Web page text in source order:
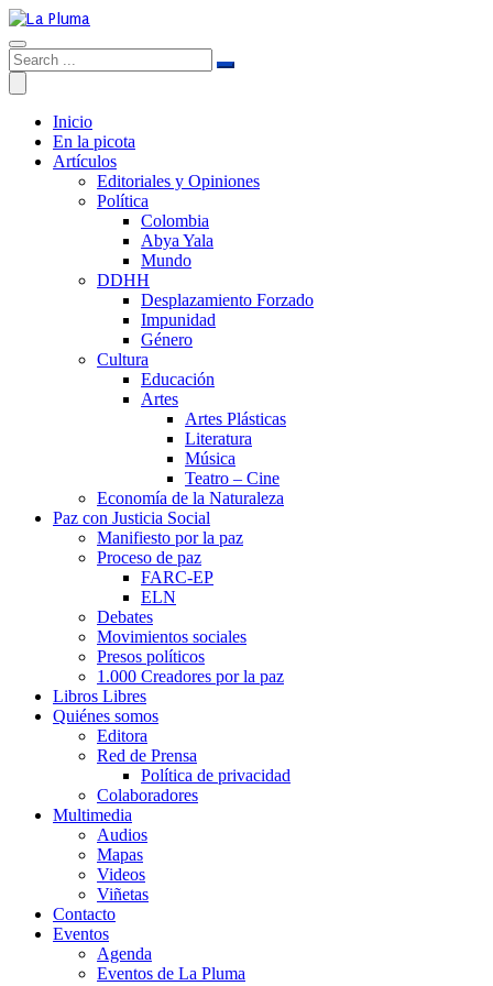
Inicio
En la picota
Artículos
Editoriales y Opiniones
Política
Colombia
Abya Yala
Mundo
DDHH
Desplazamiento Forzado
Impunidad
Género
Cultura
Educación
Artes
Artes Plásticas
Literatura
Música
Teatro – Cine
Economía de la Naturaleza
Paz con Justicia Social
Manifiesto por la paz
Proceso de paz
FARC-EP
ELN
Debates
Movimientos sociales
Presos políticos
1.000 Creadores por la paz
Libros Libres
Quiénes somos
Editora
Red de Prensa
Política de privacidad
Colaboradores
Multimedia
Audios
Mapas
Videos
Viñetas
Contacto
Eventos
Agenda
Eventos de La Pluma